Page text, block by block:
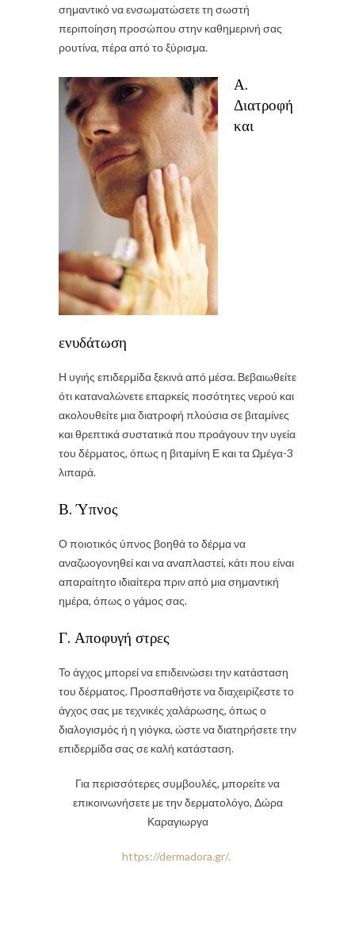
σημαντικό να ενσωματώσετε τη σωστή
περιποίηση προσώπου στην καθημερινή σας
ρουτίνα, πέρα από το ξύρισμα.
Α.
Διατροφή
και
ενυδάτωση
Η υγιής επιδερμίδα ξεκινά από μέσα. Βεβαιωθείτε
ότι καταναλώνετε επαρκείς ποσότητες νερού και
ακολουθείτε μια διατροφή πλούσια σε βιταμίνες
και θρεπτικά συστατικά που προάγουν την υγεία
του δέρματος, όπως η βιταμίνη Ε και τα Ωμέγα-3
λιπαρά.
Β. Ύπνος
Ο ποιοτικός ύπνος βοηθά το δέρμα να
αναζωογονηθεί και να αναπλαστεί, κάτι που είναι
απαραίτητο ιδιαίτερα πριν από μια σημαντική
ημέρα, όπως ο γάμος σας.
Γ. Αποφυγή στρες
Το άγχος μπορεί να επιδεινώσει την κατάσταση
του δέρματος. Προσπαθήστε να διαχειρίζεστε το
άγχος σας με τεχνικές χαλάρωσης, όπως ο
διαλογισμός ή η γιόγκα, ώστε να διατηρήσετε την
επιδερμίδα σας σε καλή κατάσταση.
Για περισσότερες συμβουλές, μπορείτε να
επικοινωνήσετε με την δερματολόγο, Δώρα
Καραγιωργα
https://dermadora.gr/.